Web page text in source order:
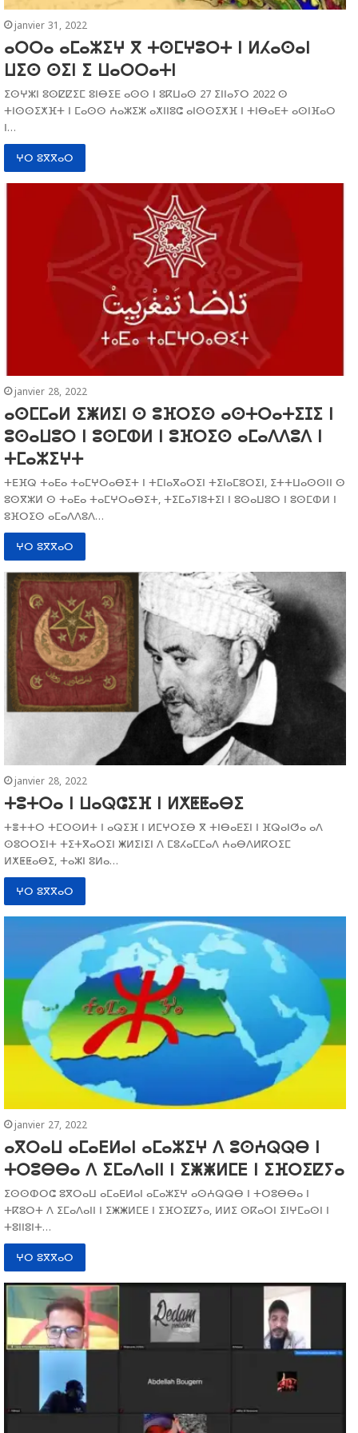
janvier 31, 2022
ⴰⵔⵔⴰ ⴰⵎⴰⵣⵉⵖ ⴳ ⵜⵙⵎⵖⵓⵔⵜ ⵏ ⵍⵃⴰⵙⴰⵏ
ⵡⵉⵙ ⵙⵉⵏ ⵉ ⵡⴰⵔⵔⴰⵜⵏ
ⵉⵙⵖⵣⵏ ⵓⵙⵇⵇⵉⵎ ⵓⵏⴱⵉⴹ ⴰⵙⵙ ⵏ ⵓⴽⵡⴰⵙ 27 ⵉⵏⵏⴰⵢⵔ 2022 ⵙ
ⵜⵏⵙⵙⵉⵅⴼⵜ ⵏ ⵎⴰⵙⵙ ⵄⴰⵣⵉⵣ ⴰⵅⵏⵏⵓⵛ ⴰⵏⵙⵙⵉⵅⴼ ⵏ ⵜⵏⴱⴰⴹⵜ ⴰⵙⵏⴼⴰⵔ
ⵏ…
ⵖⵔ ⵓⴳⴳⴰⵔ
janvier 28, 2022
ⴰⵙⵎⵎⴰⵍ ⵉⵥⵍⵉⵏ ⵙ ⵓⴼⵔⵉⵙ ⴰⵙⵜⵔⴰⵜⵉⵊⵉ ⵏ
ⵓⵙⴰⵡⵓⵔ ⵏ ⵓⵙⵎⵀⵍ ⵏ ⵓⴼⵔⵉⵙ ⴰⵎⴰⴷⴷⵓⴷ ⵏ
ⵜⵎⴰⵣⵉⵖⵜ
ⵜⴹⴼⵕ ⵜⴰⴹⴰ ⵜⴰⵎⵖⵔⴰⴱⵉⵜ ⵏ ⵜⵎⵏⴰⴳⴰⵔⵉⵏ ⵜⵉⵏⴰⵎⵓⵔⵉⵏ, ⵉⵜⵜⵡⴰⵙⵙⵏⵏ ⵙ
ⵓⵙⴳⵣⵍ ⵙ ⵜⴰⴹⴰ ⵜⴰⵎⵖⵔⴰⴱⵉⵜ, ⵜⵉⵎⴰⵢⵏⵓⵜⵉⵏ ⵏ ⵓⵙⴰⵡⵓⵔ ⵏ ⵓⵙⵎⵀⵍ ⵏ
ⵓⴼⵔⵉⵙ ⴰⵎⴰⴷⴷⵓⴷ…
ⵖⵔ ⵓⴳⴳⴰⵔ
janvier 28, 2022
ⵜⵓⵜⵔⴰ ⵏ ⵡⴰⵕⵛⵉⴼ ⵏ ⵍⵅⵟⵟⴰⴱⵉ
ⵜⴻⵜⵜⵔ ⵜⵎⵔⵙⵍⵜ ⵏ ⴰⵕⵉⴼ ⵏ ⵍⵎⵖⵔⵉⴱ ⴳ ⵜⵏⴱⴰⴹⵉⵏ ⵏ ⴼⵕⴰⵏⵚⴰ ⴰⴷ
ⵙⵓⵔⵔⵉⵏⵜ ⵜⵉⵜⴳⴰⵔⵉⵏ ⵥⵍⵉⵏⵉⵏ ⴷ ⵎⵓⵃⴰⵎⵎⴰⴷ ⵄⴰⴱⴷⵍⴽⵔⵉⵎ
ⵍⵅⵟⵟⴰⴱⵉ, ⵜⴰⵣⵏ ⵓⵍⴰ…
ⵖⵔ ⵓⴳⴳⴰⵔ
janvier 27, 2022
ⴰⴳⵔⴰⵡ ⴰⵎⴰⴹⵍⴰⵏ ⴰⵎⴰⵣⵉⵖ ⴷ ⵓⵙⵄⵕⵕⴱ ⵏ
ⵜⵔⵓⴱⴱⴰ ⴷ ⵉⵎⴰⴷⴰⵏⵏ ⵏ ⵉⵥⵥⵍⵎⴹ ⵏ ⵉⴼⵔⵉⵇⵢⴰ
ⵉⵙⵙⵀⵔⵛ ⵓⴳⵔⴰⵡ ⴰⵎⴰⴹⵍⴰⵏ ⴰⵎⴰⵣⵉⵖ ⴰⵙⵄⵕⵕⴱ ⵏ ⵜⵔⵓⴱⴱⴰ ⵏ
ⵜⴽⵓⵔⵜ ⴷ ⵉⵎⴰⴷⴰⵏⵏ ⵏ ⵉⵥⵥⵍⵎⴹ ⵏ ⵉⴼⵔⵉⵇⵢⴰ, ⵍⵍⵉ ⵙⴽⴰⵔⵏ ⵉⵏⵖⵎⴰⵙⵏ ⵏ
ⵜⵓⵏⵏⵓⵏⵜ…
ⵖⵔ ⵓⴳⴳⴰⵔ